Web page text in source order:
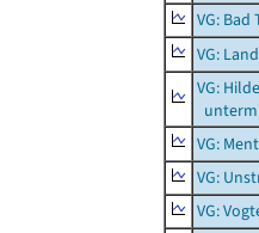
VG: Bad
VG:
VG:
VG:
VG:
VG: